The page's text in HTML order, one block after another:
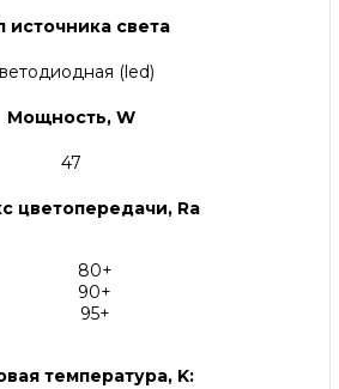
источника света
(led)
Мощность, W
47
цветопередачи, Ra
80+
90+
95+
температура, K: